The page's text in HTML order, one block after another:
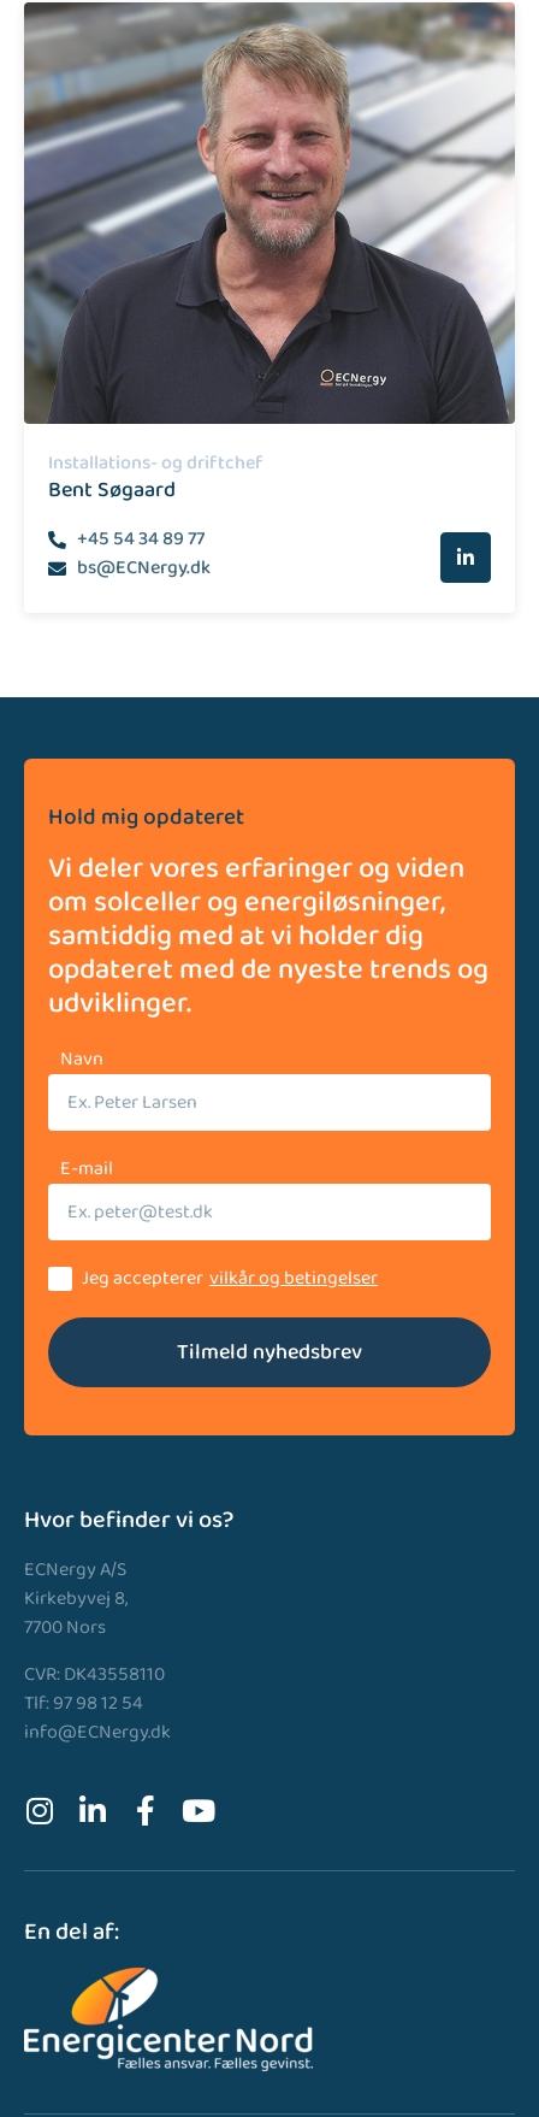
Installations- og driftchef​
Bent Søgaard​
+45 54 34 89 77
bs@ECNergy.dk
Hold mig opdateret
Vi deler vores erfaringer og viden
om solceller og energiløsninger,
samtiddig med at vi holder dig
opdateret med de nyeste trends og
udviklinger.
Navn
E-mail
Jeg accepterer vilkår og betingelser
Tilmeld nyhedsbrev
Hvor befinder vi os?
ECNergy A/S
Kirkebyvej 8,
7700 Nors
CVR: DK43558110
Tlf: 97 98 12 54
info@ECNergy.dk
En del af: